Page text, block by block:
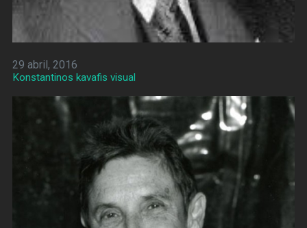
29 abril, 2016
Konstantinos kavafis visual